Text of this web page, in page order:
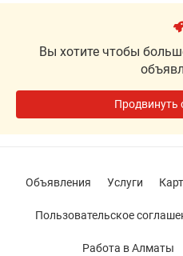
Вы хотите чтобы
Продвинуть
Объявления Услуги
Пользовательское
Работа в Алматы